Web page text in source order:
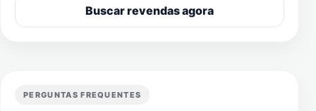
Buscar revendas agora
PERGUNTAS FREQUENTES